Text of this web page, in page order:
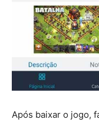
Após baixar o jogo,